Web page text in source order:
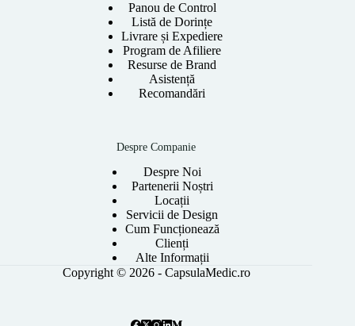
Panou de Control
Listă de Dorințe
Livrare și Expediere
Program de Afiliere
Resurse de Brand
Asistență
Recomandări
Despre Companie
Despre Noi
Partenerii Noștri
Locații
Servicii de Design
Cum Funcționează
Clienți
Alte Informații
Copyright © 2026 - CapsulaMedic.ro